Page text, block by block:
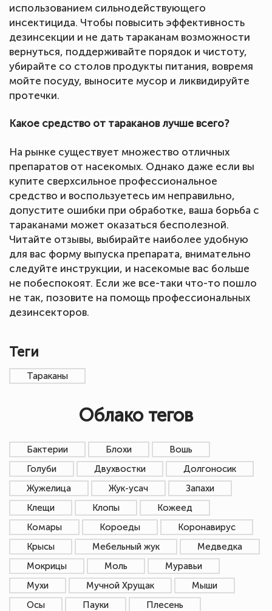
использованием сильнодействующего
инсектицида. Чтобы повысить эффективность
дезинсекции и не дать тараканам возможности
вернуться, поддерживайте порядок и чистоту,
убирайте со столов продукты питания, вовремя
мойте посуду, выносите мусор и ликвидируйте
протечки.
Какое средство от тараканов лучше всего?
На рынке существует множество отличных
препаратов от насекомых. Однако даже если вы
купите сверхсильное профессиональное
средство и воспользуетесь им неправильно,
допустите ошибки при обработке, ваша борьба с
тараканами может оказаться бесполезной.
Читайте отзывы, выбирайте наиболее удобную
для вас форму выпуска препарата, внимательно
следуйте инструкции, и насекомые вас больше
не побеспокоят. Если же все-таки что-то пошло
не так, позовите на помощь профессиональных
дезинсекторов.
Теги
Тараканы
Облако тегов
Бактерии Блохи
Вошь
Голуби
Двухвостки
Долгоносик
Жужелица
Жук-усач
Запахи
Клещи
Клопы
Кожеед
Комары
Короеды
Коронавирус
Крысы
Мебельный жук
Медведка
Мокрицы
Моль
Муравьи
Мухи
Мучной Хрущак
Мыши
Осы
Пауки
Плесень